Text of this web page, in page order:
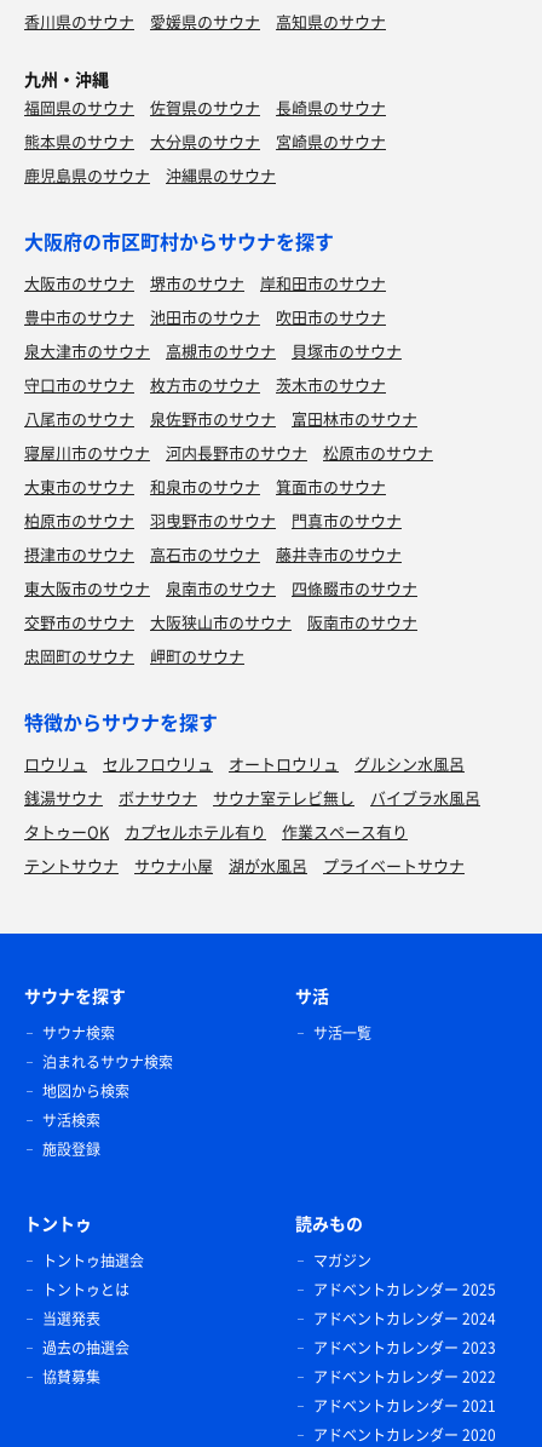
香川県のサウナ
愛媛県のサウナ 高知県のサウナ
九州・沖縄
福岡県のサウナ 佐賀県のサウナ
長崎県のサウナ
熊本県のサウナ
大分県のサウナ
宮崎県のサウナ
鹿児島県のサウナ
沖縄県のサウナ
大阪府の市区町村からサウナを探す
大阪市のサウナ 堺市のサウナ
岸和田市のサウナ
豊中市のサウナ
池田市のサウナ
吹田市のサウナ
泉大津市のサウナ
高槻市のサウナ
貝塚市のサウナ
守口市のサウナ
枚方市のサウナ
茨木市のサウナ
八尾市のサウナ
泉佐野市のサウナ
富田林市のサウナ
寝屋川市のサウナ
河内長野市のサウナ
松原市のサウナ
大東市のサウナ
和泉市のサウナ
箕面市のサウナ
柏原市のサウナ
羽曳野市のサウナ
門真市のサウナ
摂津市のサウナ
高石市のサウナ
藤井寺市のサウナ
東大阪市のサウナ
泉南市のサウナ
四條畷市のサウナ
交野市のサウナ
大阪狭山市のサウナ
阪南市のサウナ
忠岡町のサウナ
岬町のサウナ
特徴からサウナを探す
ロウリュ セルフロウリュ オートロウリュ
グルシン水風呂
銭湯サウナ
ボナサウナ サウナ室テレビ無し
バイブラ水風呂
タトゥーOK
カプセルホテル有り
作業スペース有り
テントサウナ
サウナ小屋 湖が水風呂 プライベートサウナ
サウナを探す
サウナ検索
泊まれるサウナ検索
地図から検索
サ活検索
施設登録
サ活
サ活一覧
トントゥ
トントゥ抽選会
トントゥとは
当選発表
過去の抽選会
協賛募集
読みもの
マガジン
アドベントカレンダー 2025
アドベントカレンダー 2024
アドベントカレンダー 2023
アドベントカレンダー 2022
アドベントカレンダー 2021
アドベントカレンダー 2020